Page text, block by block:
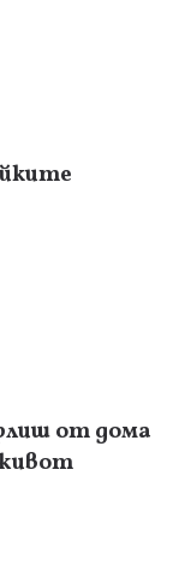
от дома